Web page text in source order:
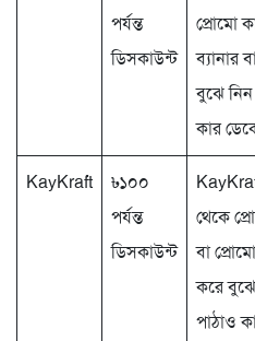
পর্যন্ত
ডিসকাউন্ট
প্রোমো
ব্যানার
বুঝে
কার
KayKraft
৳১০০
পর্যন্ত
ডিসকাউন্ট
থেকে
বা
করে
পাঠাও